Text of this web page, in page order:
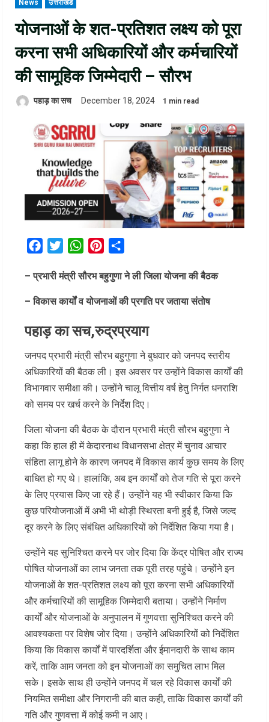
News उत्तराखंड
योजनाओं के शत-प्रतिशत लक्ष्य को पूरा
करना सभी अधिकारियों और कर्मचारियों
की सामूहिक जिम्मेदारी – सौरभ
पहाड़ का सच December 18, 2024 1 min read
FacebookTwitterWhatsAppPinterest
– प्रभारी मंत्री सौरभ बहुगुणा ने ली जिला योजना की बैठक
– विकास कार्यों व योजनाओं की प्रगति पर जताया संतोष
पहाड़ का सच,रुद्रप्रयाग
जनपद प्रभारी मंत्री सौरभ बहुगुणा ने बुधवार को जनपद स्तरीय
अधिकारियों की बैठक ली। इस अवसर पर उन्होंने विकास कार्यों की
विभागवार समीक्षा की। उन्होंने चालू वित्तीय वर्ष हेतु निर्गत धनराशि
को समय पर खर्च करने के निर्देश दिए।
जिला योजना की बैठक के दौरान प्रभारी मंत्री सौरभ बहुगुणा ने
कहा कि हाल ही में केदारनाथ विधानसभा क्षेत्र में चुनाव आचार
संहिता लागू होने के कारण जनपद में विकास कार्य कुछ समय के लिए
बाधित हो गए थे। हालांकि, अब इन कार्यों को तेज गति से पूरा करने
के लिए प्रयास किए जा रहे हैं। उन्होंने यह भी स्वीकार किया कि
कुछ परियोजनाओं में अभी भी थोड़ी स्थिरता बनी हुई है, जिसे जल्द
दूर करने के लिए संबंधित अधिकारियों को निर्देशित किया गया है।
उन्होंने यह सुनिश्चित करने पर जोर दिया कि केंद्र पोषित और राज्य
पोषित योजनाओं का लाभ जनता तक पूरी तरह पहुंचे। उन्होंने इन
योजनाओं के शत-प्रतिशत लक्ष्य को पूरा करना सभी अधिकारियों
और कर्मचारियों की सामूहिक जिम्मेदारी बताया। उन्होंने निर्माण
कार्यों और योजनाओं के अनुपालन में गुणवत्ता सुनिश्चित करने की
आवश्यकता पर विशेष जोर दिया। उन्होंने अधिकारियों को निर्देशित
किया कि विकास कार्यों में पारदर्शिता और ईमानदारी के साथ काम
करें, ताकि आम जनता को इन योजनाओं का समुचित लाभ मिल
सके। इसके साथ ही उन्होंने जनपद में चल रहे विकास कार्यों की
नियमित समीक्षा और निगरानी की बात कही, ताकि विकास कार्यों की
गति और गुणवत्ता में कोई कमी न आए।